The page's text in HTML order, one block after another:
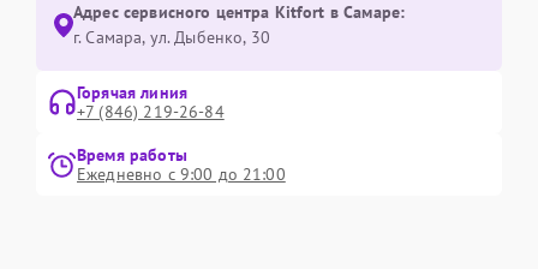
Адрес сервисного центра Kitfort в Самаре:
г. Самара, ул. Дыбенко, 30
Горячая линия
+7 (846) 219-26-84
Время работы
Ежедневно с 9:00 до 21:00